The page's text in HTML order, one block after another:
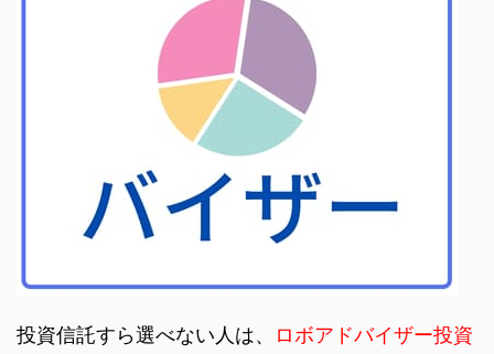
投資信託すら選べない人は、
ロボアドバイザー投資